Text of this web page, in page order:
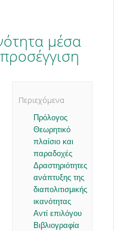
μέσα
Περιεχόμενα
Πρόλογος
Θεωρητικό
πλαίσιο και
παραδοχές
Δραστηριότητες
ανάπτυξης της
διαπολιτισμικής
ικανότητας
Αντί επιλόγου
Βιβλιογραφία